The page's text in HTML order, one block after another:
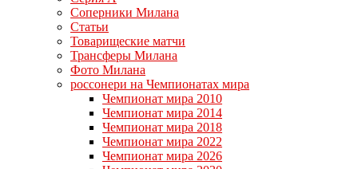
Соперники Милана
Статьи
Товарищеские матчи
Трансферы Милана
Фото Милана
россонери на Чемпионатах мира
Чемпионат мира 2010
Чемпионат мира 2014
Чемпионат мира 2018
Чемпионат мира 2022
Чемпионат мира 2026